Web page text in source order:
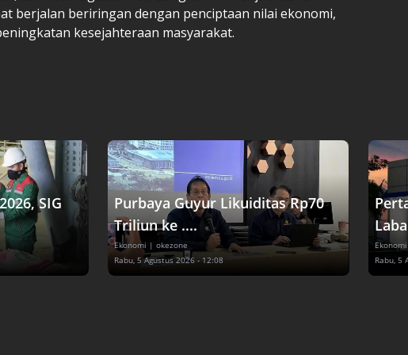
berjalan beriringan dengan penciptaan nilai ekonomi,
kesejahteraan masyarakat.
SIG
Purbaya Guyur Likuiditas Rp70
Triliun ke ....
Ekonomi | okezone
Rabu, 5 Agustus 2026 - 12:08
Ekonomi
Rabu, 5